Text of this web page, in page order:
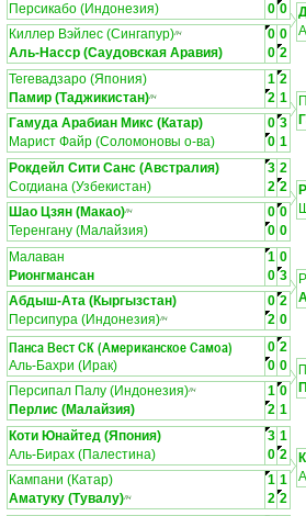
Персикабо (Индонезия)
0 0
Киллер Вэйлес (Сингапур)ЛЧ 0 0
Аль-Насср (Саудовская Аравия)
0 2
Тегевадзаро (Япония) 1 2
Памир (Таджикистан)ЛЧ 2 1
Гамуда Арабиан Микс (Катар)
0 3
Марист Файр (Соломоновы о-ва)
0 1
Рокдейл Сити Санс (Австралия) 3 2
Согдиана (Узбекистан)
2 2
Шао Цзян (Макао)ЛЧ 0 0
Теренгану (Малайзия)
0 0
Малаван 1 0
Рионгмансан
0 3
Абдыш-Ата (Кыргызстан)
0 2
Персипура (Индонезия)ЛЧ 2 0
Панса Вест СК (Американское Самоа) 0 2
Аль-Бахри (Ирак)
0 0
Персипал Палу (Индонезия)ЛЧ 1 0
Перлис (Малайзия)
2 1
Коти Юнайтед (Япония) 3 1
Аль-Бирах (Палестина)
0 2
Кампани (Катар)
1 1
Аматуку (Тувалу)ЛЧ 2 2